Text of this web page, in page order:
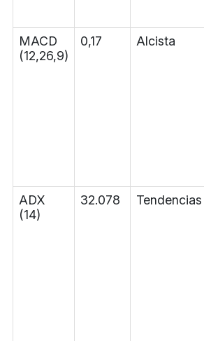
MACD
(12,26,9)
0,17 Alcista
ADX
(14)
32.078 Tendencias